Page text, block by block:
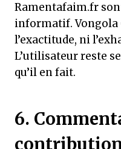
Ramentafaim.fr
informatif.
l’exactitude, ni
L’utilisateur reste
qu’il en fait.
6.